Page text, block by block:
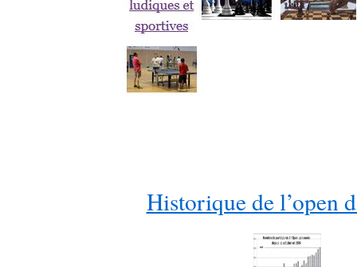
Historique de l’open